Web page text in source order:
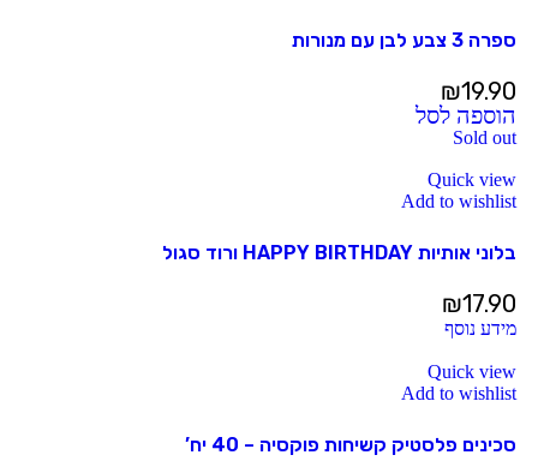
ספרה 3 צבע לבן עם מנורות
₪19.90
הוספה לסל
Sold out
Quick view
Add to wishlist
בלוני אותיות HAPPY BIRTHDAY ורוד סגול
₪17.90
מידע נוסף
Quick view
Add to wishlist
סכינים פלסטיק קשיחות פוקסיה – 40 יח’